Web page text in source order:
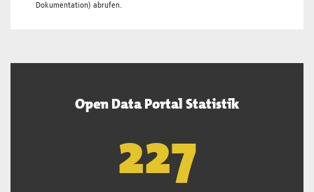
Dokumentation) abrufen.
Open Data Portal Statistik
227